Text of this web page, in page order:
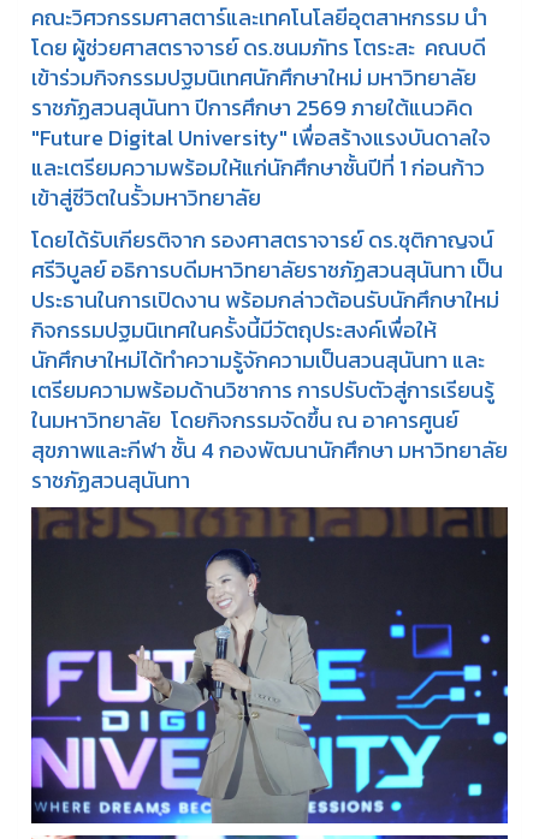
คณะวิศวกรรมศาสตาร์และเทคโนโลยีอุตสาหกรรม นำ
โดย ผู้ช่วยศาสตราจารย์ ดร.ชนมภัทร โตระสะ คณบดี
เข้าร่วมกิจกรรมปฐมนิเทศนักศึกษาใหม่ มหาวิทยาลัย
ราชภัฏสวนสุนันทา ปีการศึกษา 2569 ภายใต้แนวคิด
"Future Digital University" เพื่อสร้างแรงบันดาลใจ
และเตรียมความพร้อมให้แก่นักศึกษาชั้นปีที่ 1 ก่อนก้าว
เข้าสู่ชีวิตในรั้วมหาวิทยาลัย
โดยได้รับเกียรติจาก รองศาสตราจารย์ ดร.ชุติกาญจน์
ศรีวิบูลย์ อธิการบดีมหาวิทยาลัยราชภัฏสวนสุนันทา เป็น
ประธานในการเปิดงาน พร้อมกล่าวต้อนรับนักศึกษาใหม่
กิจกรรมปฐมนิเทศในครั้งนี้มีวัตถุประสงค์เพื่อให้
นักศึกษาใหม่ได้ทำความรู้จักความเป็นสวนสุนันทา และ
เตรียมความพร้อมด้านวิชาการ การปรับตัวสู่การเรียนรู้
ในมหาวิทยาลัย โดยกิจกรรมจัดขึ้น ณ อาคารศูนย์
สุขภาพและกีฬา ชั้น 4 กองพัฒนานักศึกษา มหาวิทยาลัย
ราชภัฏสวนสุนันทา